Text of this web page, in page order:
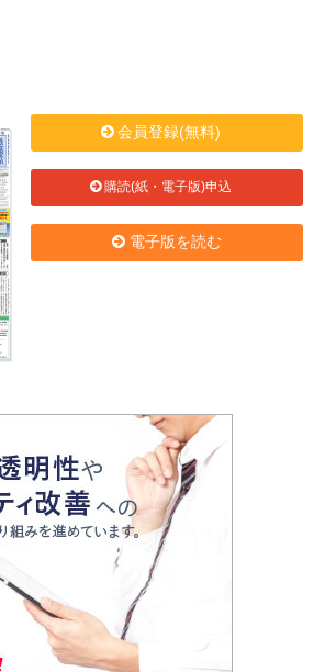
会員登録(無料)
購読(紙・電子版)申込
電子版を読む